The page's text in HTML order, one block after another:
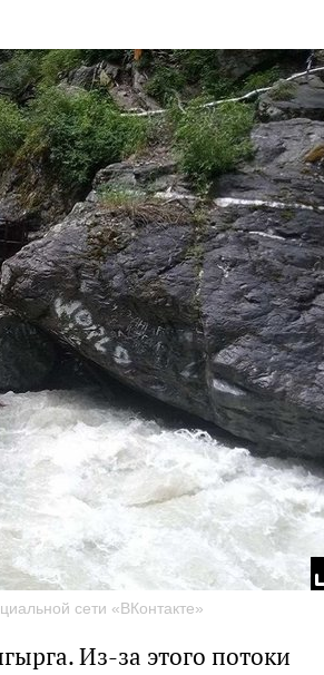
сети «ВКонтакте»
Из-за этого потоки